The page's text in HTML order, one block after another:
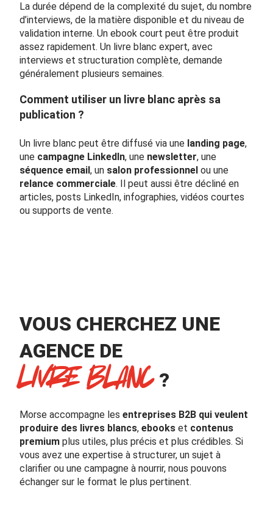
La durée dépend de la complexité du sujet, du nombre
d’interviews, de la matière disponible et du niveau de
validation interne. Un ebook court peut être produit
assez rapidement. Un livre blanc expert, avec
interviews et structuration complète, demande
généralement plusieurs semaines.
Comment utiliser un livre blanc après sa
publication ?
Un livre blanc peut être diffusé via une landing page,
une campagne LinkedIn, une newsletter, une
séquence email , un salon professionnel ou une
relance commerciale. Il peut aussi être décliné en
articles, posts LinkedIn, infographies, vidéos courtes
ou supports de vente.
VOUS CHERCHEZ UNE
AGENCE DE
LIVRE BLANC?
Morse accompagne les entreprises B2B qui veulent
produire des livres blancs, ebooks et contenus
premium plus utiles, plus précis et plus crédibles. Si
vous avez une expertise à structurer, un sujet à
clarifier ou une campagne à nourrir, nous pouvons
échanger sur le format le plus pertinent.